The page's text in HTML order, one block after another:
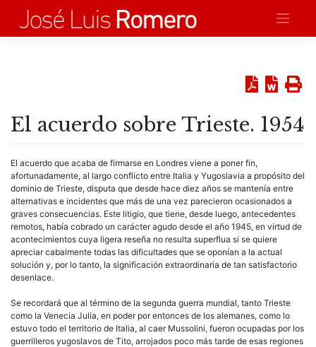
contenido
El acuerdo sobre Trieste. 1954
El acuerdo que acaba de firmarse en Londres viene a poner fin,
afortunadamente, al largo conflicto entre Italia y Yugoslavia a propósito del
dominio de Trieste, disputa que desde hace diez años se mantenía entre
alternativas e incidentes que más de una vez parecieron ocasionados a
graves consecuencias. Este litigio, que tiene, desde luego, antecedentes
remotos, había cobrado un carácter agudo desde el año 1945, en virtud de
acontecimientos cuya ligera reseña no resulta superflua si se quiere
apreciar cabalmente todas las dificultades que se oponían a la actual
solución y, por lo tanto, la significación extraordinaria de tan satisfactorio
desenlace.
Se recordará que al término de la segunda guerra mundial, tanto Trieste
como la Venecia Julia, en poder por entonces de los alemanes, como lo
estuvo todo el territorio de Italia, al caer Mussolini, fueron ocupadas por los
guerrilleros yugoslavos de Tito, arrojados poco más tarde de esas regiones